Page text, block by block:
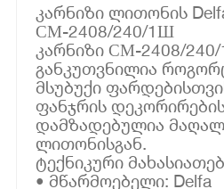
კარნიზი ლითონის
СМ-2408/240/1Ш
კარნიზი СМ-2408/
განკუთვნილია
მსუბუქი
ფანჯრის
დამზადებულია
ლითონისგან.
ტექნიკური
• მწარმოებელი: Delfa